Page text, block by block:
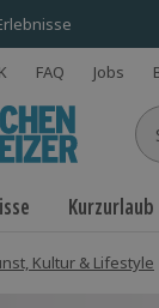
FAQ Jobs
Kurzurlaub
Kultur & Lifestyle